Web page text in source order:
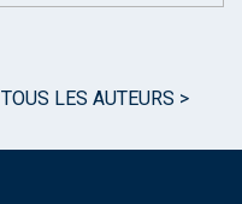
TOUS LES AUTEURS >